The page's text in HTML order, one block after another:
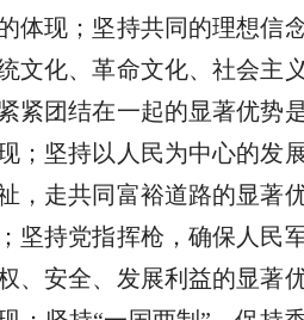
体现；坚持共同的理想信
文化、革命文化、社会主
紧团结在一起的显著优势
；坚持以人民为中心的发
，走共同富裕道路的显著
坚持党指挥枪，确保人民
、安全、发展利益的显著